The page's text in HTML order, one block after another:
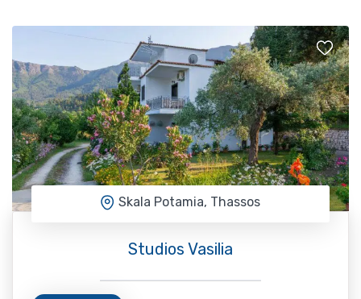
Skala Potamia, Thassos
Studios Vasilia